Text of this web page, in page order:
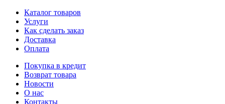
Каталог товаров
Услуги
Как сделать заказ
Доставка
Оплата
Покупка в кредит
Возврат товара
Новости
О нас
Контакты